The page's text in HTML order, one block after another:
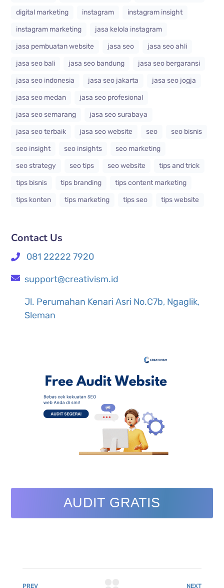
digital marketing
instagram
instagram insight
instagram marketing
jasa kelola instagram
jasa pembuatan website
jasa seo
jasa seo ahli
jasa seo bali
jasa seo bandung
jasa seo bergaransi
jasa seo indonesia
jasa seo jakarta
jasa seo jogja
jasa seo medan
jasa seo profesional
jasa seo semarang
jasa seo surabaya
jasa seo terbaik
jasa seo website seo
seo bisnis
seo insight
seo insights
seo marketing
seo strategy
seo tips seo website
tips and trick
tips bisnis
tips branding
tips content marketing
tips konten
tips marketing tips seo tips website
Contact Us
081 22222 7920
support@creativism.id
Jl. Perumahan Kenari Asri No.C7b, Ngaglik,
Sleman
AUDIT GRATIS
PREV NEXT